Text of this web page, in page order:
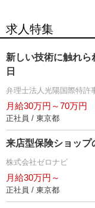
求人特集
新しい技術に触れ
日
弁理士法人光陽国際特許
月給30万円～70万円
正社員 / 東京都
来店型保険ショップ
株式会社ゼロナビ
月給30万円～
正社員 / 東京都